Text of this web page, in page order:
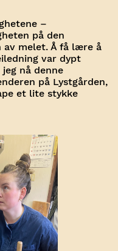
–
på den
av melet. Å få lære å
var dypt
nå denne
på Lystgården,
et lite stykke